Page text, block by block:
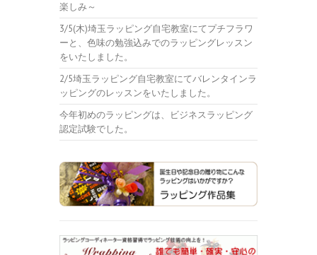
楽しみ～
3/5(木)埼玉ラッピング自宅教室にてプチフラワ
ーと、色味の勉強込みでのラッピングレッスン
をいたしました。
2/5埼玉ラッピング自宅教室にてバレンタインラ
ッピングのレッスンをいたしました。
今年初めのラッピングは、ビジネスラッピング
認定試験でした。